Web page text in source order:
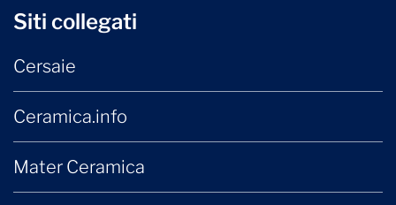
Siti collegati
Cersaie
Ceramica.info
Mater Ceramica